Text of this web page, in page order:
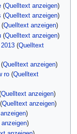
(Quelltext anzeigen)
(Quelltext anzeigen)
(Quelltext anzeigen)
(Quelltext anzeigen)
(Quelltext
(Quelltext anzeigen)
ro (Quelltext
Quelltext anzeigen)
(Quelltext anzeigen)
)
)